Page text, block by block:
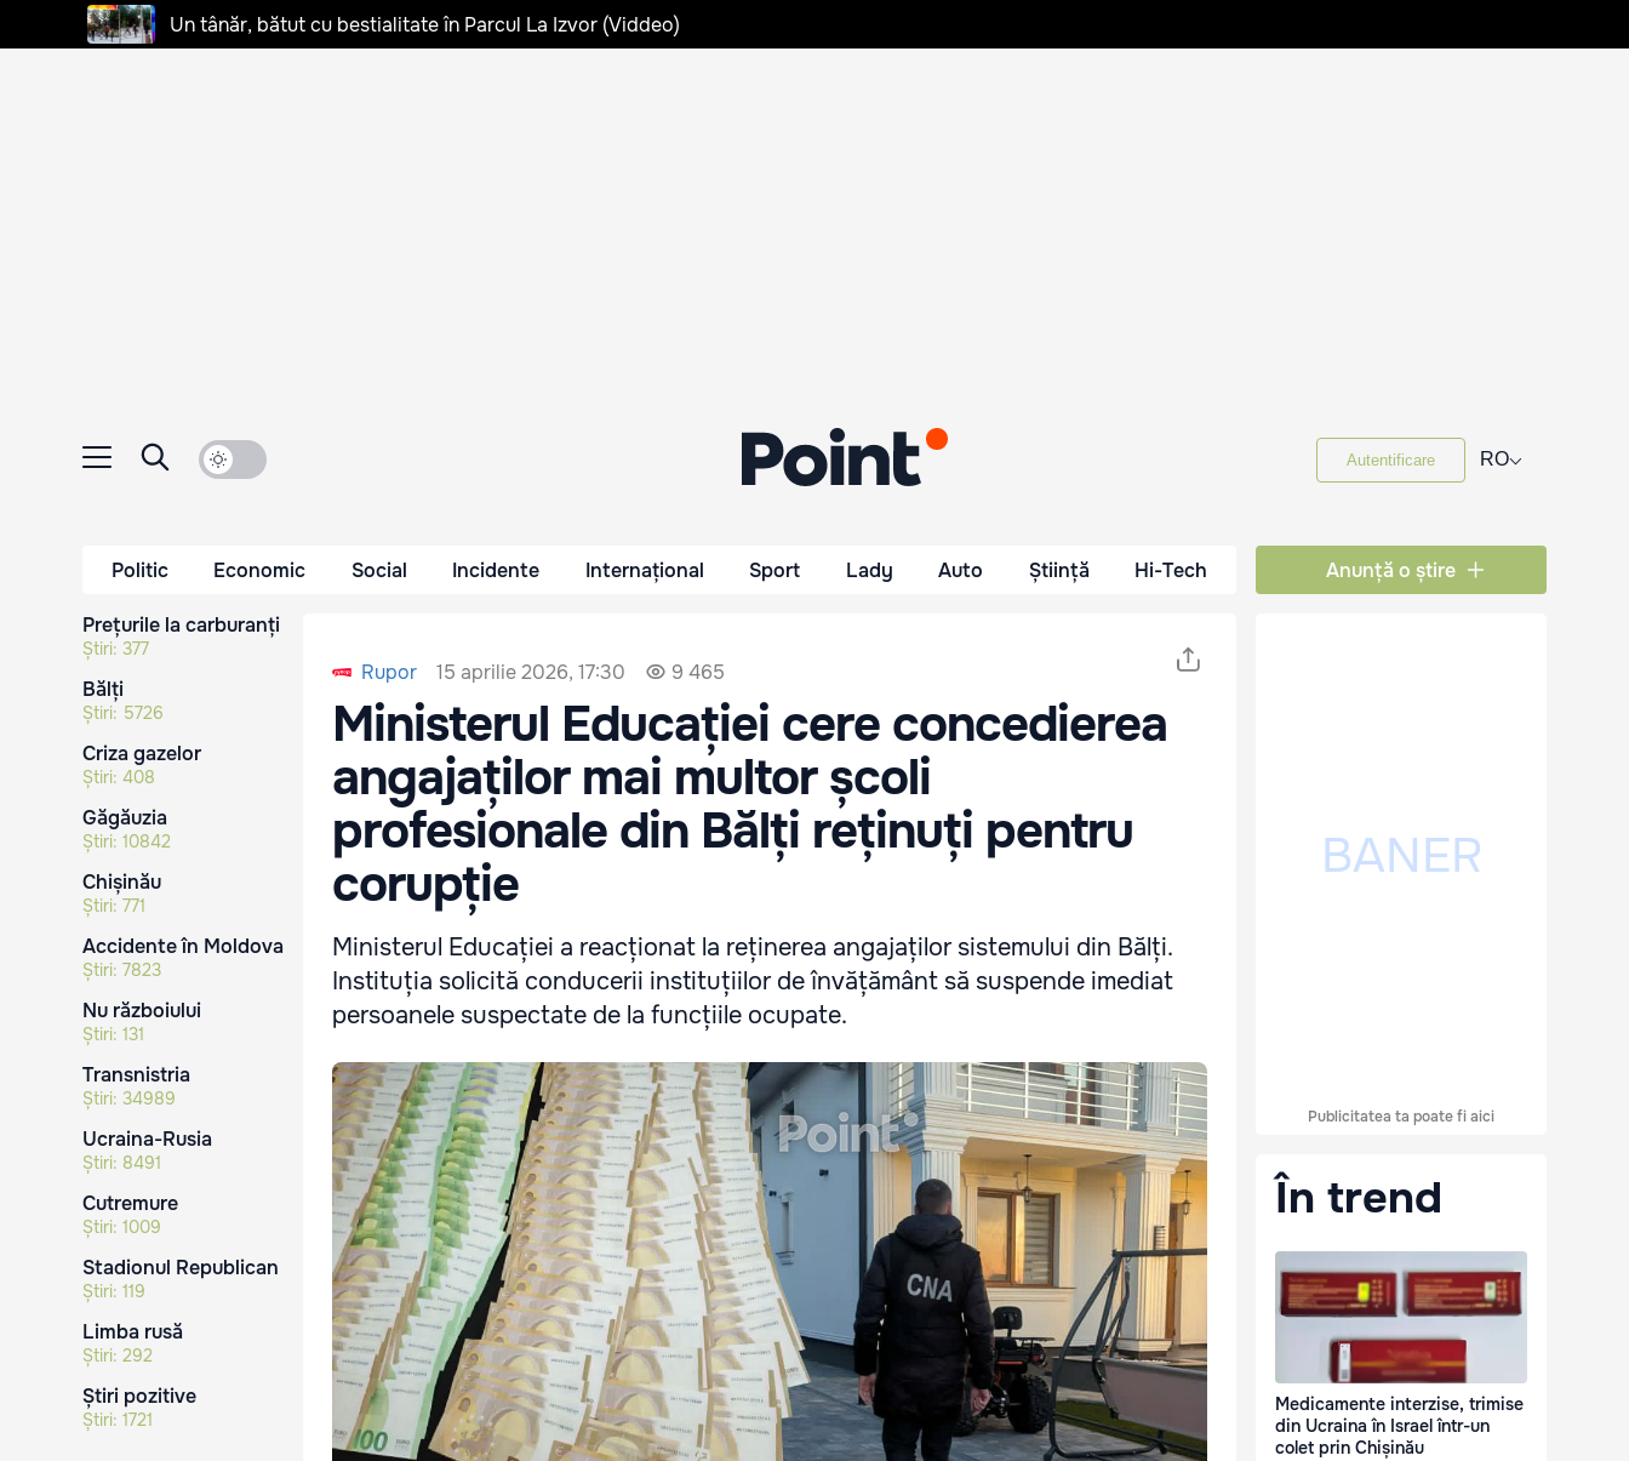
Un tânăr, bătut cu bestialitate în Parcul La Izvor (Viddeo)
Autentificare RO⌵
Politic Economic Social Incidente Internațional Sport Lady Auto Știință Hi-Tech Anunță o știre
Prețurile la carburanți
Știri: 377
Bălți
Știri: 5726
Criza gazelor
Știri: 408
Găgăuzia
Știri: 10842
Chișinău
Știri: 771
Accidente în Moldova
Știri: 7823
Nu războiului
Știri: 131
Transnistria
Știri: 34989
Ucraina-Rusia
Știri: 8491
Cutremure
Știri: 1009
Stadionul Republican
Știri: 119
Limba rusă
Știri: 292
Știri pozitive
Știri: 1721
Rupor 15 aprilie 2026, 17:30 9 465
Ministerul Educației cere concedierea
angajaților mai multor școli
profesionale din Bălți reținuți pentru
corupție
Ministerul Educației a reacționat la reținerea angajaților sistemului din Bălți.
Instituția solicită conducerii instituțiilor de învățământ să suspende imediat
persoanele suspectate de la funcțiile ocupate.
Publicitatea ta poate fi aici
În trend
Medicamente interzise, trimise
din Ucraina în Israel într-un
colet prin Chișinău